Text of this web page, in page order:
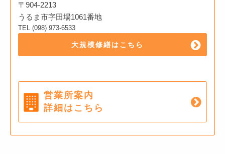
〒904-2213
うるま市字田場1061番地
TEL (098) 973-6533
大規模修繕はこちら
営業所案内
詳細はこちら